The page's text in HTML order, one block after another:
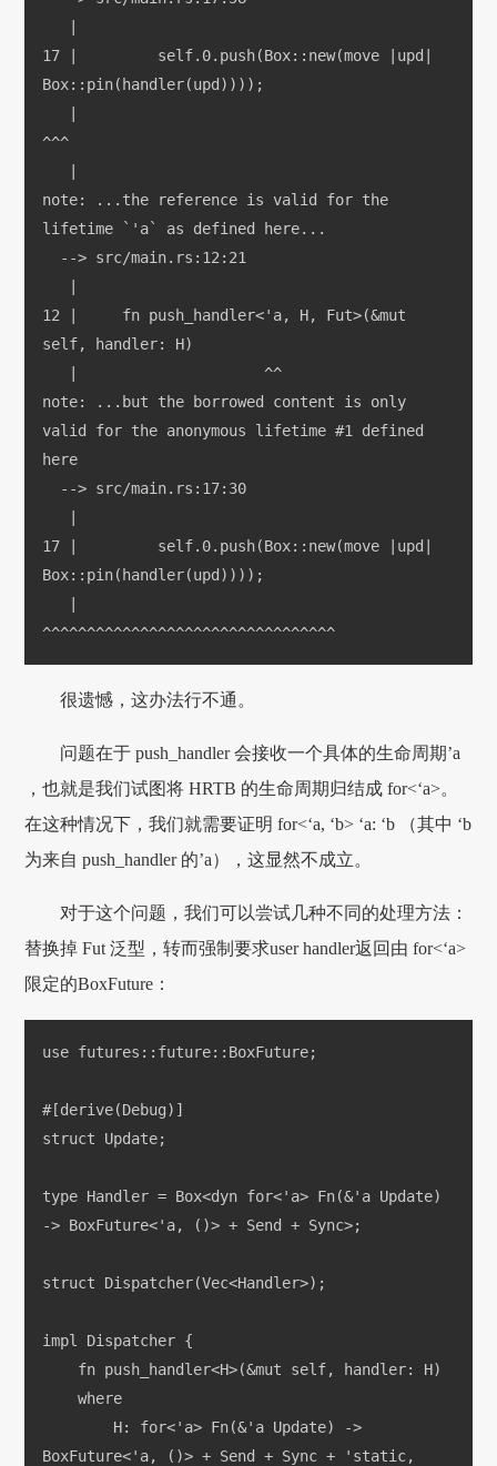
17 |         self.0.push(Box::new(move |upd|
Box::pin(handler(upd))));
^^^
note: ...the reference is valid for the
lifetime `'a` as defined here...
  --> src/main.rs:12:21
12 |     fn push_handler<'a, H, Fut>(&mut
self, handler: H)
   |                     ^^
note: ...but the borrowed content is only
valid for the anonymous lifetime #1 defined
here
  --> src/main.rs:17:30
17 |         self.0.push(Box::new(move |upd|
Box::pin(handler(upd))));
^^^^^^^^^^^^^^^^^^^^^^^^^^^^^^^^^
很遗憾，这办法行不通。
问题在于 push_handler 会接收一个具体的生命周期’a
，也就是我们试图将 HRTB 的生命周期归结成 for<‘a>。
在这种情况下，我们就需要证明 for<‘a, ‘b> ‘a: ‘b （其中 ‘b
为来自 push_handler 的’a），这显然不成立。
对于这个问题，我们可以尝试几种不同的处理方法：
替换掉 Fut 泛型，转而强制要求user handler返回由 for<‘a>
限定的BoxFuture：
use futures::future::BoxFuture;
#[derive(Debug)]
struct Update;
type Handler = Box<dyn for<'a> Fn(&'a Update)
-> BoxFuture<'a, ()> + Send + Sync>;
struct Dispatcher(Vec<Handler>);
impl Dispatcher {
    fn push_handler<H>(&mut self, handler: H)
    where
BoxFuture<'a, ()> + Send + Sync + 'static,